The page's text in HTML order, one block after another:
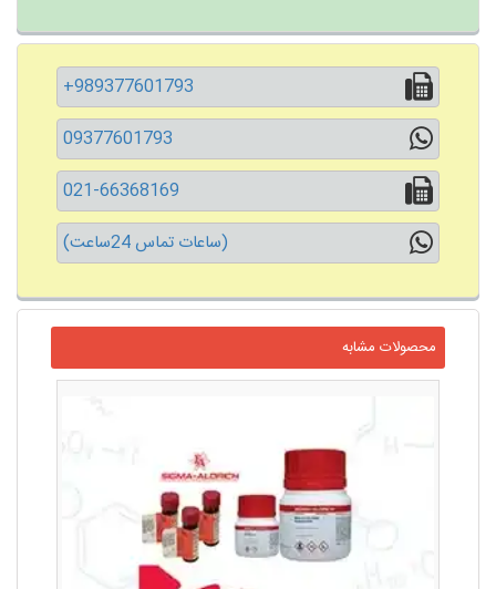
+989377601793
09377601793
021-66368169
(ساعات تماس 24ساعت)
محصولات مشابه